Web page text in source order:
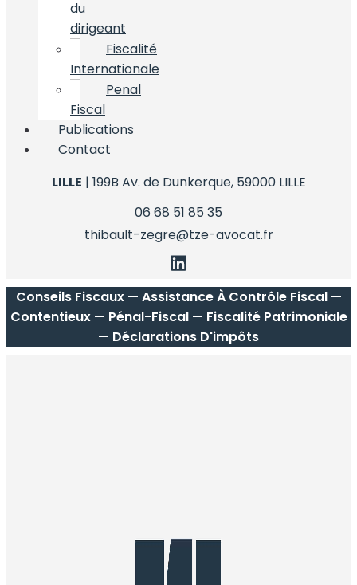
du
dirigeant
Fiscalité
Internationale
Penal
Fiscal
Publications
Contact
LILLE | 199B Av. de Dunkerque, 59000 LILLE
06 68 51 85 35
thibault-zegre@tze-avocat.fr
Conseils Fiscaux — Assistance À Contrôle Fiscal —
Contentieux — Pénal-Fiscal — Fiscalité Patrimoniale
— Déclarations D'impôts